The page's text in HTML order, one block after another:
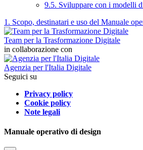
9.5. Sviluppare con i modelli
1. Scopo, destinatari e uso del Manuale
Team per la Trasformazione Digitale
in collaborazione con
Agenzia per l'Italia Digitale
Seguici su
Privacy policy
Cookie policy
Note legali
Manuale operativo di design